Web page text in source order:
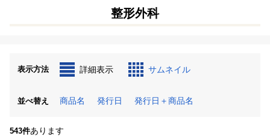
整形外科
表示方法 詳細表示 サムネイル
並べ替え 商品名 発行日 発行日＋商品名
543件あります